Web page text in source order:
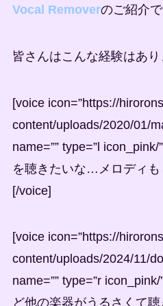
Vocal Removerのご紹介で
皆さんはこんな経験はあり
[voice icon=”https://
content/uploads/2020/01/
name=”” type=”l
を聴きたいな…メロディも
[/voice]
[voice icon=”https://
content/uploads/2024/11/
name=”” type=”r
ど他の楽器がうるさくて